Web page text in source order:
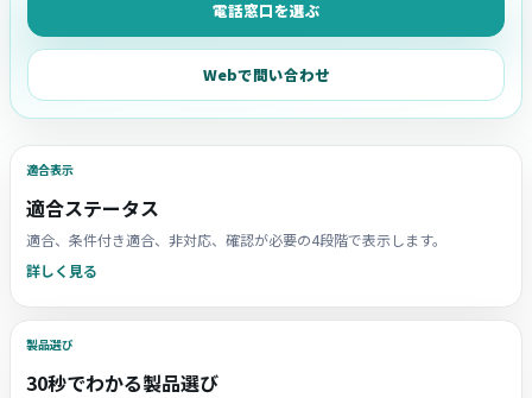
電話窓口を選ぶ
Webで問い合わせ
適合表示
適合ステータス
適合、条件付き適合、非対応、確認が必要の4段階で表示します。
詳しく見る
製品選び
30秒でわかる製品選び